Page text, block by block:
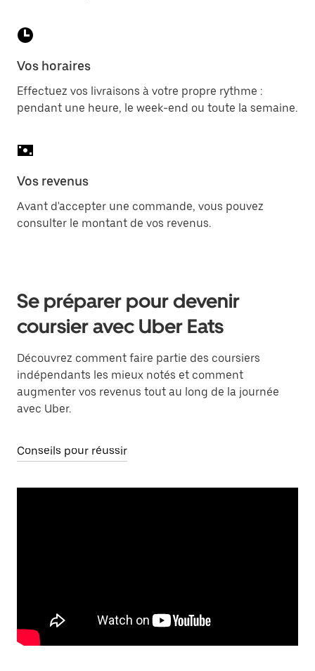
Vos horaires
Effectuez vos livraisons à votre propre rythme :
pendant une heure, le week-end ou toute la semaine.
Vos revenus
Avant d'accepter une commande, vous pouvez
consulter le montant de vos revenus.
Se préparer pour devenir
coursier avec Uber Eats
Découvrez comment faire partie des coursiers
indépendants les mieux notés et comment
augmenter vos revenus tout au long de la journée
avec Uber.
Conseils pour réussir